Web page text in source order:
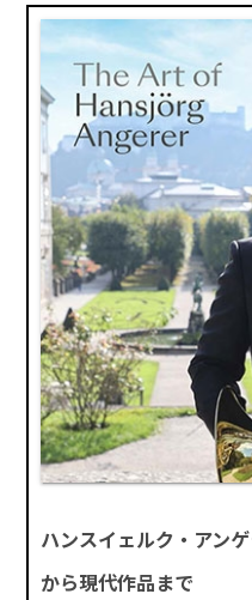
ハンスイェルク・アン
から現代作品まで